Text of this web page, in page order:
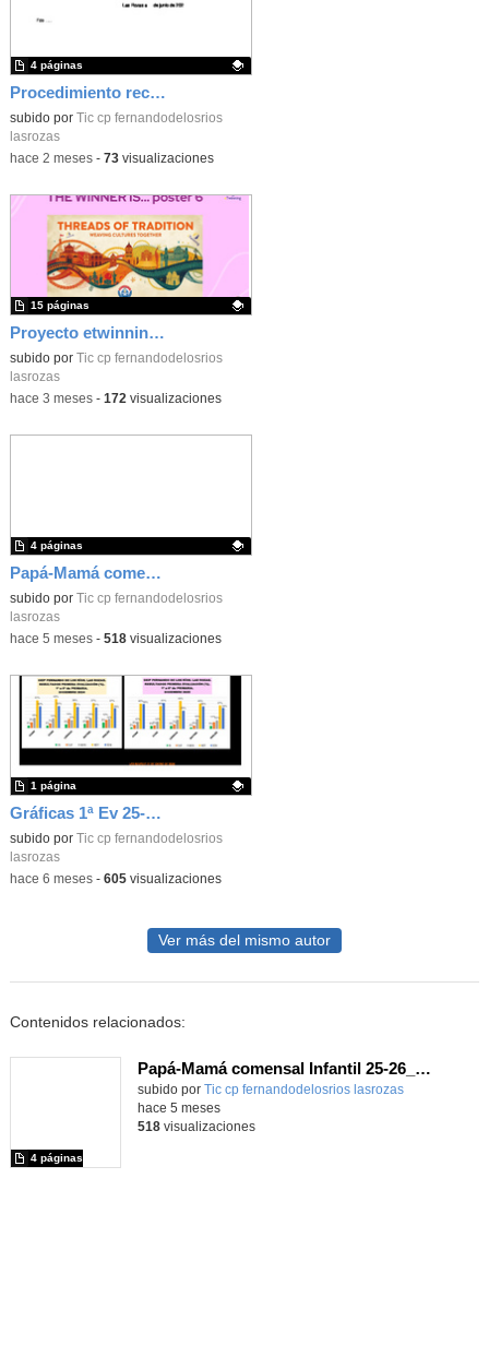
Procedimiento reclamación calificaciones finales_CEIP FDLR_Las Rozas
Contenido educativo.
subido por Tic cp fernandodelosrios
lasrozas
4 páginas
-hace 2 meses- 73visualizaciones
Proyecto etwinning_Poster_CEIP FDLR_Las Rozas
Contenido educativo.
subido por Tic cp fernandodelosrios
lasrozas
15 páginas
-hace 3 meses- 172 visualizaciones
Papá-Mamá comensal Infantil 25-26_CEIP FDLR_Las Rozas
Contenido educativo.
subido por Tic cp fernandodelosrios
lasrozas
4 páginas
-hace 5 meses- 518visualizaciones
Gráficas 1ª Ev 25-26_CEIP FDLR_Las Rozas
Contenido educativo.
subido por Tic cp fernandodelosrios
lasrozas
1 página
-hace 6 meses- 605visualizaciones
Ver más del mismo autor
Contenidos relacionados:
Papá-Mamá comensal Infantil 25-26_CEIP FDLR_Las Rozas
Contenido educativo.
subido por Tic cp fernandodelosrios lasrozas
4 páginas
-
hace 5 meses
518visualizaciones